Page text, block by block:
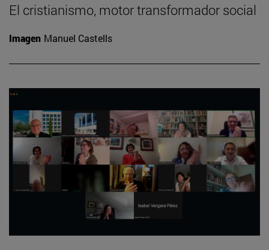
El cristianismo, motor transformador social
Imagen Manuel Castells